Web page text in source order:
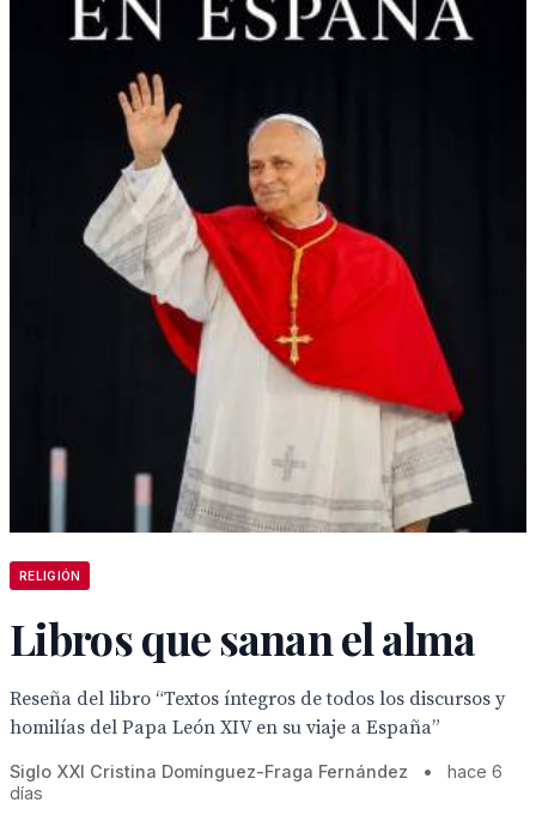
RELIGIÓN
Libros que sanan el alma
Reseña del libro “Textos íntegros de todos los discursos y
homilías del Papa León XIV en su viaje a España”
Siglo XXI Cristina Domínguez-Fraga Fernández •
hace 6
días